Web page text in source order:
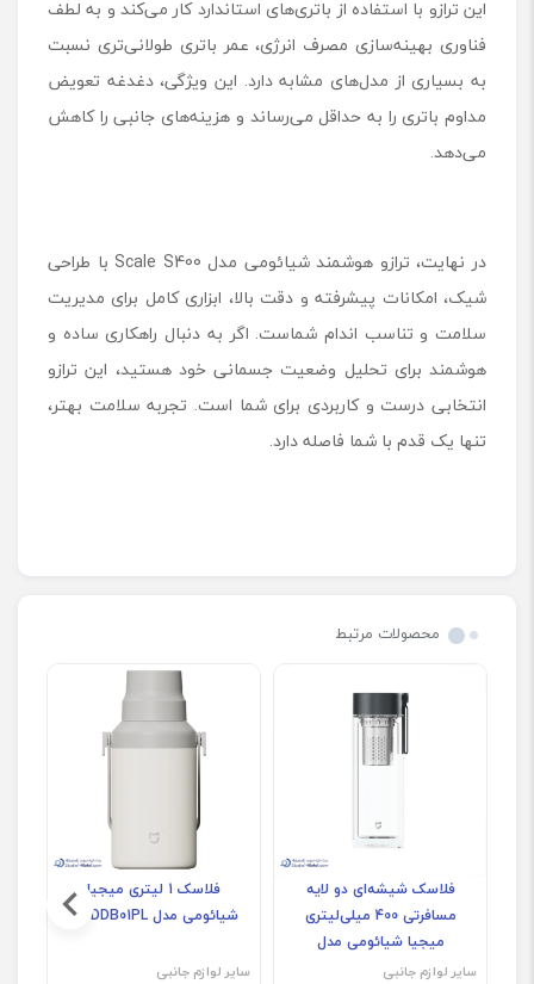
این ترازو با استفاده از باتری‌های استاندارد کار می‌کند و به لطف
فناوری بهینه‌سازی مصرف انرژی، عمر باتری طولانی‌تری نسبت
به بسیاری از مدل‌های مشابه دارد. این ویژگی، دغدغه تعویض
مداوم باتری را به حداقل می‌رساند و هزینه‌های جانبی را کاهش
می‌دهد.
در نهایت، ترازو هوشمند شیائومی مدل Scale S400 با طراحی
شیک، امکانات پیشرفته و دقت بالا، ابزاری کامل برای مدیریت
سلامت و تناسب اندام شماست. اگر به دنبال راهکاری ساده و
هوشمند برای تحلیل وضعیت جسمانی خود هستید، این ترازو
انتخابی درست و کاربردی برای شما است. تجربه سلامت بهتر،
تنها یک قدم با شما فاصله دارد.
محصولات مرتبط
فلاسک شیشه‌ای دو لایه
مسافرتی 400 میلی‌لیتری
میجیا شیائومی مدل
MJBLB01PLسایر لوازم جانبی
فلاسک 1 لیتری میجیا
شیائومی مدل MJDDB01PL
سایر لوازم جانبی